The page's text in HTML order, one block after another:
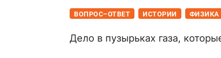
ВОПРОС–ОТВЕТ ИСТОРИИ ФИЗИКА
Дело в пузырьках газа,